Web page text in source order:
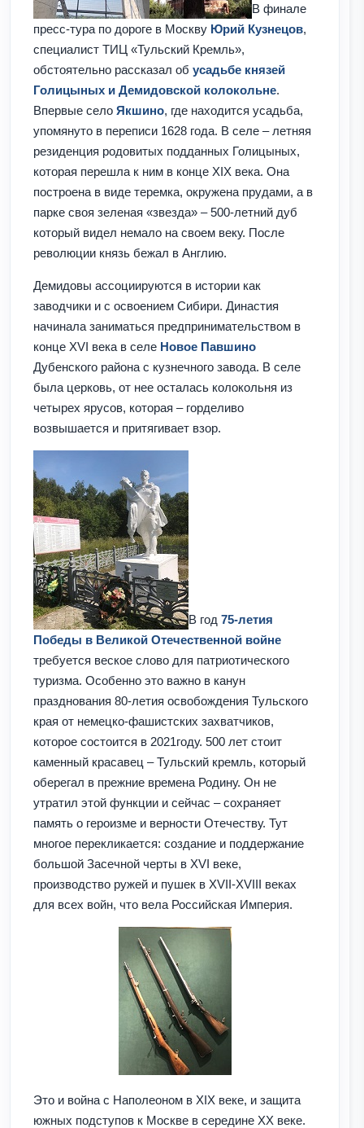
В финале
пресс-тура по дороге в Москву Юрий Кузнецов,
специалист ТИЦ «Тульский Кремль»,
обстоятельно рассказал об усадьбе князей
Голицыных и Демидовской колокольне.
Впервые село Якшино, где находится усадьба,
упомянуто в переписи 1628 года. В селе – летняя
резиденция родовитых подданных Голицыных,
которая перешла к ним в конце XIX века. Она
построена в виде теремка, окружена прудами, а в
парке своя зеленая «звезда» – 500-летний дуб
который видел немало на своем веку. После
революции князь бежал в Англию.
Демидовы ассоциируются в истории как
заводчики и с освоением Сибири. Династия
начинала заниматься предпринимательством в
конце XVI века в селе Новое Павшино
Дубенского района с кузнечного завода. В селе
была церковь, от нее осталась колокольня из
четырех ярусов, которая – горделиво
возвышается и притягивает взор.
В год 75-летия
Победы в Великой Отечественной войне
требуется веское слово для патриотического
туризма. Особенно это важно в канун
празднования 80-летия освобождения Тульского
края от немецко-фашистских захватчиков,
которое состоится в 2021году. 500 лет стоит
каменный красавец – Тульский кремль, который
оберегал в прежние времена Родину. Он не
утратил этой функции и сейчас – сохраняет
память о героизме и верности Отечеству. Тут
многое перекликается: создание и поддержание
большой Засечной черты в XVI веке,
производство ружей и пушек в XVII-XVIII веках
для всех войн, что вела Российская Империя.
Это и война с Наполеоном в XIX веке, и защита
южных подступов к Москве в середине XX веке.